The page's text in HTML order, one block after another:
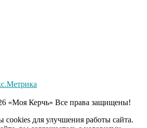
«Моя Керчь» Все права защищены!
для улучшения работы сайта.